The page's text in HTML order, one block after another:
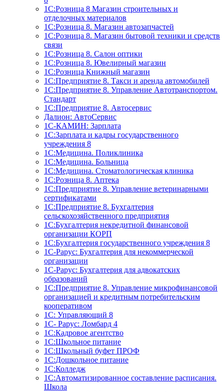
1С:Розница 8 Магазин строительных и
отделочных материалов
1С:Розница 8. Магазин автозапчастей
1С:Розница 8. Магазин бытовой техники и средств
связи
1С:Розница 8. Салон оптики
1С:Розница 8. Ювелирный магазин
1С:Розница Книжный магазин
1C:Предприятие 8. Такси и аренда автомобилей
1С:Предприятие 8. Управление Автотранспортом.
Стандарт
1C:Предприятие 8. Автосервис
Далион: АвтоСервис
1С-КАМИН: Зарплата
1С:Зарплата и кадры государственного
учреждения 8
1С:Медицина. Поликлиника
1С:Медицина. Больница
1С:Медицина. Стоматологическая клиника
1С:Розница 8. Аптека
1C:Предприятие 8. Управление ветеринарными
сертификатами
1С:Предприятие 8. Бухгалтерия
сельскохозяйственного предприятия
1C:Бухгалтерия некредитной финансовой
организации КОРП
1С:Бухгалтерия государственного учреждения 8
1С-Рарус: Бухгалтерия для некоммерческой
организации
1С-Рарус: Бухгалтерия для адвокатских
образований
1С:Предприятие 8. Управление микрофинансовой
организацией и кредитным потребительским
кооперативом
1С: Управляющий 8
1С- Рарус: Ломбард 4
1С:Кадровое агентство
1С:Школьное питание
1С:Школьный буфет ПРОФ
1C:Дошкольное питание
1С:Колледж
1С:Автоматизированное составление расписания.
Школа